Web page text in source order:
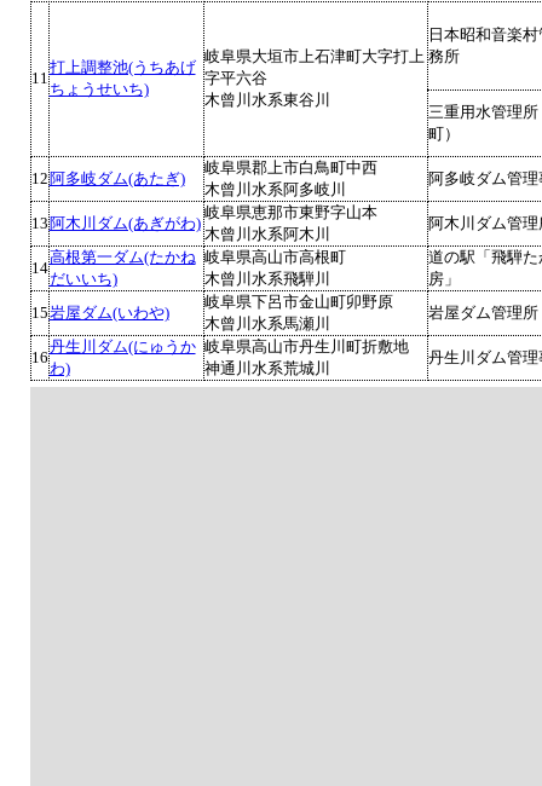
11
打上調整池(うちあげ
ちょうせいち)
岐阜県大垣市上石津町大字打上
字平六谷
木曾川水系東谷川
日本昭和音楽村
務所
三重用水管理所
町）
12阿多岐ダム(あたぎ)
岐阜県郡上市白鳥町中西
木曾川水系阿多岐川
阿多岐ダム管理
13阿木川ダム(あぎがわ)
岐阜県恵那市東野字山本
木曾川水系阿木川
阿木川ダム管理
14
高根第一ダム(たかね
だいいち)
岐阜県高山市高根町
木曾川水系飛騨川
道の駅「飛騨た
房」
15岩屋ダム(いわや)
岐阜県下呂市金山町卯野原
木曾川水系馬瀬川
岩屋ダム管理所
16
丹生川ダム(にゅうか
わ)
岐阜県高山市丹生川町折敷地
神通川水系荒城川
丹生川ダム管理